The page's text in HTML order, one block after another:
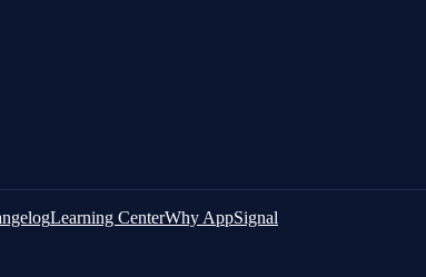
Learning CenterWhy AppSignal